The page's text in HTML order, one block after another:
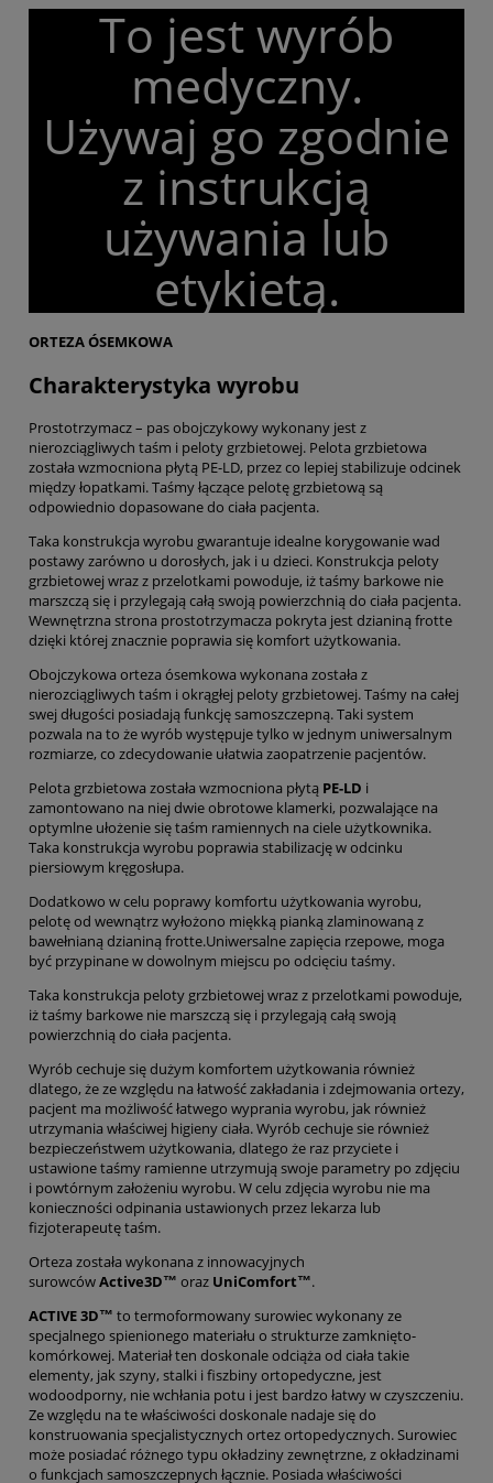
To jest wyrób
medyczny.
Używaj go zgodnie
z instrukcją
używania lub
etykietą.
ORTEZA ÓSEMKOWA
Charakterystyka wyrobu
Prostotrzymacz – pas obojczykowy wykonany jest z
nierozciągliwych taśm i peloty grzbietowej. Pelota grzbietowa
została wzmocniona płytą PE-LD, przez co lepiej stabilizuje odcinek
między łopatkami. Taśmy łączące pelotę grzbietową są
odpowiednio dopasowane do ciała pacjenta.
Taka konstrukcja wyrobu gwarantuje idealne korygowanie wad
postawy zarówno u dorosłych, jak i u dzieci. Konstrukcja peloty
grzbietowej wraz z przelotkami powoduje, iż taśmy barkowe nie
marszczą się i przylegają całą swoją powierzchnią do ciała pacjenta.
Wewnętrzna strona prostotrzymacza pokryta jest dzianiną frotte
dzięki której znacznie poprawia się komfort użytkowania.
Obojczykowa orteza ósemkowa wykonana została z
nierozciągliwych taśm i okrągłej peloty grzbietowej. Taśmy na całej
swej długości posiadają funkcję samoszczepną. Taki system
pozwala na to że wyrób występuje tylko w jednym uniwersalnym
rozmiarze, co zdecydowanie ułatwia zaopatrzenie pacjentów.
Pelota grzbietowa została wzmocniona płytą PE-LD i
zamontowano na niej dwie obrotowe klamerki, pozwalające na
optymlne ułożenie się taśm ramiennych na ciele użytkownika.
Taka konstrukcja wyrobu poprawia stabilizację w odcinku
piersiowym kręgosłupa.
Dodatkowo w celu poprawy komfortu użytkowania wyrobu,
pelotę od wewnątrz wyłożono miękką pianką zlaminowaną z
bawełnianą dzianiną frotte.Uniwersalne zapięcia rzepowe, moga
być przypinane w dowolnym miejscu po odcięciu taśmy.
Taka konstrukcja peloty grzbietowej wraz z przelotkami powoduje,
iż taśmy barkowe nie marszczą się i przylegają całą swoją
powierzchnią do ciała pacjenta.
Wyrób cechuje się dużym komfortem użytkowania również
dlatego, że ze względu na łatwość zakładania i zdejmowania ortezy,
pacjent ma możliwość łatwego wyprania wyrobu, jak również
utrzymania właściwej higieny ciała. Wyrób cechuje sie również
bezpieczeństwem użytkowania, dlatego że raz przyciete i
ustawione taśmy ramienne utrzymują swoje parametry po zdjęciu
i powtórnym założeniu wyrobu. W celu zdjęcia wyrobu nie ma
konieczności odpinania ustawionych przez lekarza lub
fizjoterapeutę taśm.
Orteza została wykonana z innowacyjnych
surowcówActive3D™ oraz UniComfort™.
ACTIVE 3D™ to termoformowany surowiec wykonany ze
specjalnego spienionego materiału o strukturze zamknięto-
komórkowej. Materiał ten doskonale odciąża od ciała takie
elementy, jak szyny, stalki i fiszbiny ortopedyczne, jest
wodoodporny, nie wchłania potu i jest bardzo łatwy w czyszczeniu.
Ze względu na te właściwości doskonale nadaje się do
konstruowania specjalistycznych ortez ortopedycznych. Surowiec
może posiadać różnego typu okładziny zewnętrzne, z okładzinami
o funkcjach samoszczepnych łącznie. Posiada właściwości